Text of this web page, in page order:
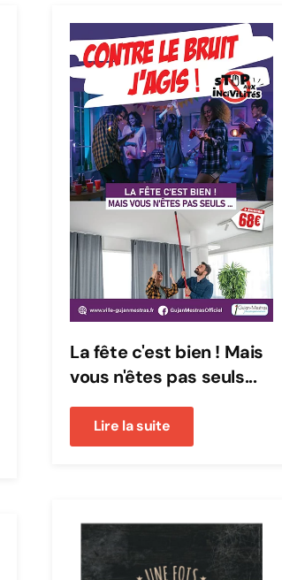
La fête c'est bien ! Mais
vous n'êtes pas seuls...
Lire la suite